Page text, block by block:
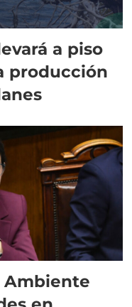
a piso
producción
Ambiente